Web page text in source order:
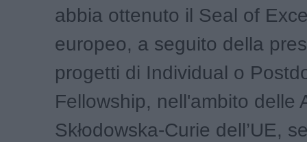
abbia ottenuto il Seal of
europeo, a seguito della
progetti di Individual o
Fellowship, nell'ambito delle
Skłodowska-Curie dell’UE,